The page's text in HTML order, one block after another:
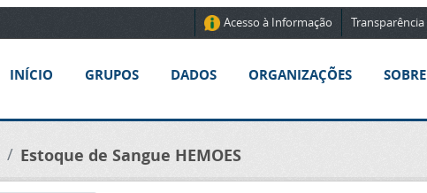
Acesso à Informação Transparência
INÍCIO GRUPOS DADOS ORGANIZAÇÕES SOBRE
Estoque de Sangue HEMOES